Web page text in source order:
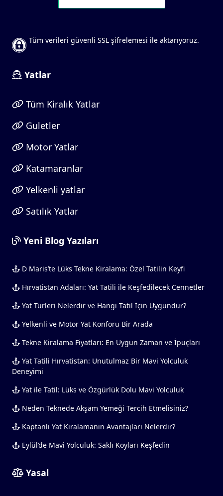
Tüm verileri güvenli SSL şifrelemesi ile aktarıyoruz.
Yatlar
Tüm Kiralık Yatlar
Guletler
Motor Yatlar
Katamaranlar
Yelkenli yatlar
Satılık Yatlar
Yeni Blog Yazıları
D Maris’te Lüks Tekne Kiralama: Özel Tatilin Keyfi
Hırvatistan Adaları: Yat Tatili ile Keşfedilecek Cennetler
Yat Türleri Nelerdir ve Hangi Tatil İçin Uygundur?
Yelkenli ve Motor Yat Konforu Bir Arada
Tekne Kiralama Fiyatları: En Uygun Zaman ve İpuçları
Yat Tatili Hırvatistan: Unutulmaz Bir Mavi Yolculuk
Deneyimi
Yat ile Tatil: Lüks ve Özgürlük Dolu Mavi Yolculuk
Neden Teknede Akşam Yemeği Tercih Etmelisiniz?
Kaptanlı Yat Kiralamanın Avantajları Nelerdir?
Eylül’de Mavi Yolculuk: Saklı Koyları Keşfedin
Yasal